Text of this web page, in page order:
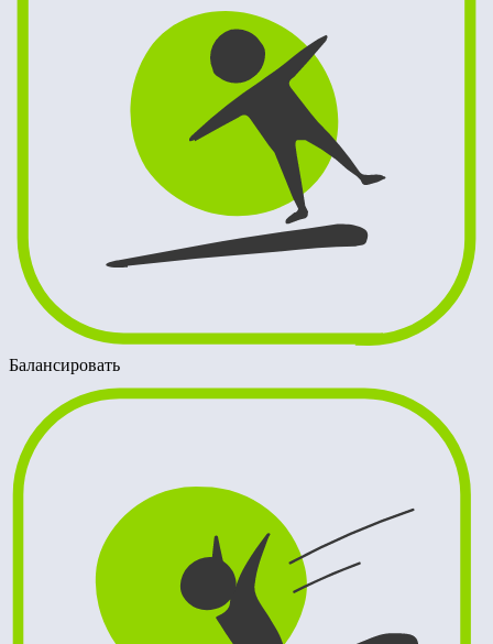
Балансировать